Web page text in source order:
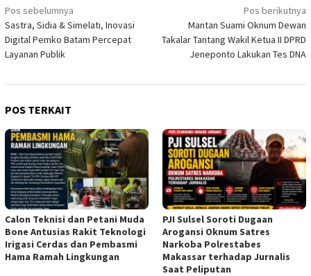
Navigasi
pos
Pos sebelumnya
Sastra, Sidia & Simelati, Inovasi
Digital Pemko Batam Percepat
Layanan Publik
Pos berikutnya
Mantan Suami Oknum Dewan
Takalar Tantang Wakil Ketua II DPRD
Jeneponto Lakukan Tes DNA
POS TERKAIT
Calon Teknisi dan Petani Muda
Bone Antusias Rakit Teknologi
Irigasi Cerdas dan Pembasmi
Hama Ramah Lingkungan
PJI Sulsel Soroti Dugaan
Arogansi Oknum Satres
Narkoba Polrestabes
Makassar terhadap Jurnalis
Saat Peliputan